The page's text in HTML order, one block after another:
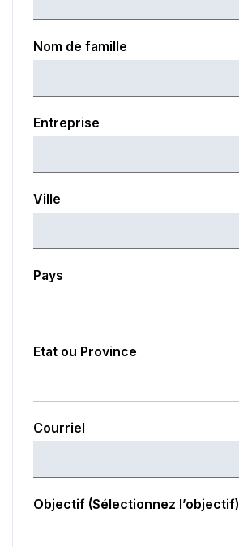
Nom de famille
Entreprise
Ville
Pays
Etat ou Province
Courriel
Objectif (Sélectionnez l’objectif)